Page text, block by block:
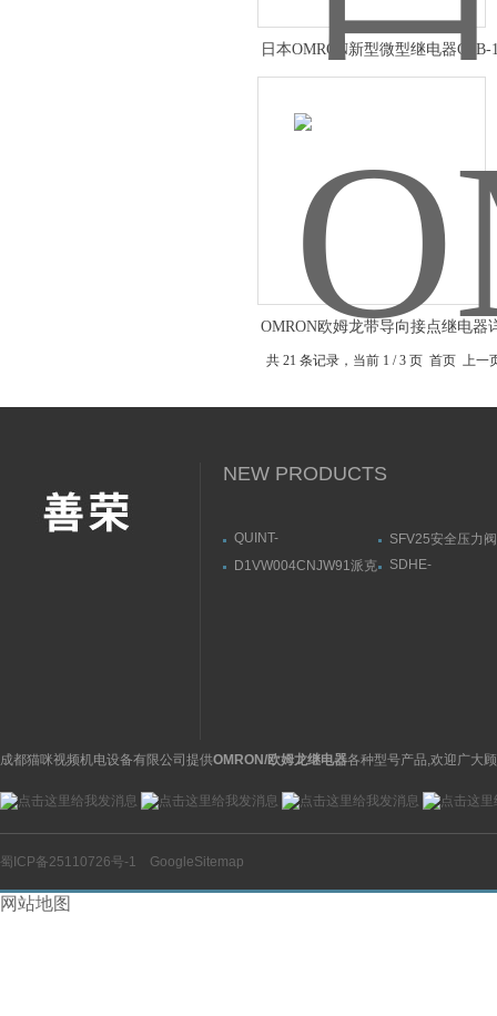
日本OMRON新型微型继电器G6B-
OMRON欧姆龙带导向接点继电器
共 21 条记录，当前 1 / 3 页 首页 上
NEW PRODUCTS
QUINT-
菲尼克斯电源注意事项
SFV25安全压力阀
DANFOSS丹佛斯
D1VW004CNJW91派克
SDHE-
成都猫咪视频机电设备有限公司提供OMRON/欧姆龙继电器各种型号产品,欢迎广大
蜀ICP备25110726号-1 GoogleSitemap
网站地图